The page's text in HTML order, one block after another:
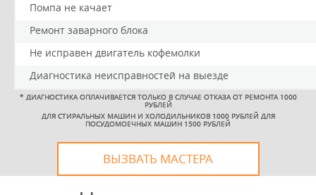
Помпа не качает
Ремонт заварного блока
Не исправен двигатель кофемолки
Диагностика неисправностей на выезде
* ДИАГНОСТИКА ОПЛАЧИВАЕТСЯ ТОЛЬКО В СЛУЧАЕ ОТКАЗА ОТ РЕМОНТА 1000
РУБЛЕЙ
ДЛЯ СТИРАЛЬНЫХ МАШИН И ХОЛОДИЛЬНИКОВ 1000 РУБЛЕЙ ДЛЯ
ПОСУДОМОЕЧНЫХ МАШИН 1500 РУБЛЕЙ
ВЫЗВАТЬ МАСТЕРА